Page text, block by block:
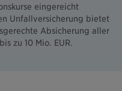
eingereicht
Unfallversicherung bietet
Absicherung aller
zu 10 Mio. EUR.